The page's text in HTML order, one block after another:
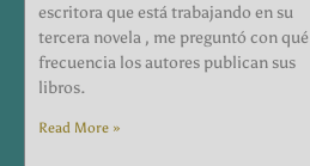
escritora que está trabajando en su
tercera novela , me preguntó con qué
frecuencia los autores publican sus
libros.
Read More »